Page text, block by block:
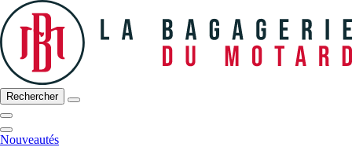
Rechercher
Nouveautés